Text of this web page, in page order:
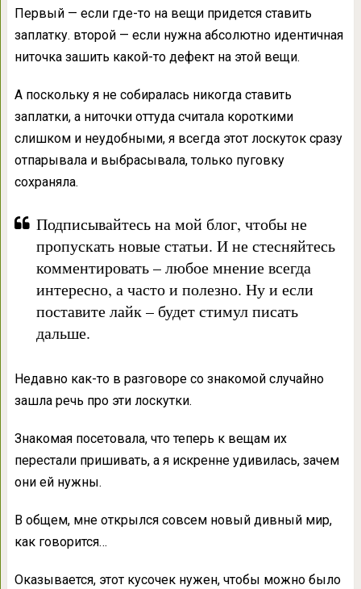
Первый — если где-то на вещи придется ставить
заплатку. второй — если нужна абсолютно идентичная
ниточка зашить какой-то дефект на этой вещи.
А поскольку я не собиралась никогда ставить
заплатки, а ниточки оттуда считала короткими
слишком и неудобными, я всегда этот лоскуток сразу
отпарывала и выбрасывала, только пуговку
сохраняла.
Подписывайтесь на мой блог, чтобы не
пропускать новые статьи. И не стесняйтесь
комментировать – любое мнение всегда
интересно, а часто и полезно. Ну и если
поставите лайк – будет стимул писать
дальше.
Недавно как-то в разговоре со знакомой случайно
зашла речь про эти лоскутки.
Знакомая посетовала, что теперь к вещам их
перестали пришивать, а я искренне удивилась, зачем
они ей нужны.
В общем, мне открылся совсем новый дивный мир,
как говорится…
Оказывается, этот кусочек нужен, чтобы можно было